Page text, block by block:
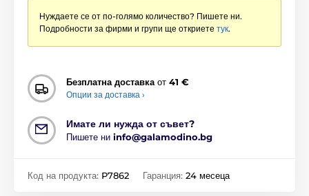
Нуждаете се от по-голямо количество? Пишете ни.
Подробности за фирми и групи ще откриете тук.
Безплатна доставкаот 41 €
Опции за доставка ›
Имате ли нужда от съвет?
Пишете ни info@galamodino.bg
Код на продукта: P7862 Гаранция: 24 месеца